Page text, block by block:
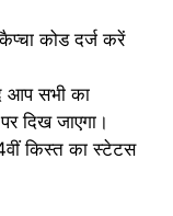
कोड दर्ज करें
आप सभी का
दिख जाएगा।
किस्त का स्टेटस